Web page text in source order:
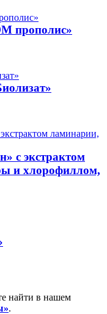
прополис»
с экстрактом
и хлорофиллом,
найти в нашем
.